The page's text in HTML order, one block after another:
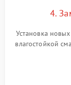
4.
Установка
влагостойкой
или